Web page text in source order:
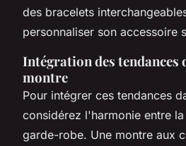
des bracelets
personnaliser son accessoire
Intégration des tendances
montre
Pour intégrer ces tendances
considérez l'harmonie entre
garde-robe. Une montre aux